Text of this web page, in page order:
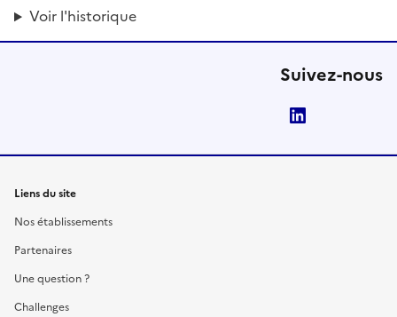
Voir l'historique
Suivez-nous
Liens du site
Nos établissements
Partenaires
Une question ?
Challenges